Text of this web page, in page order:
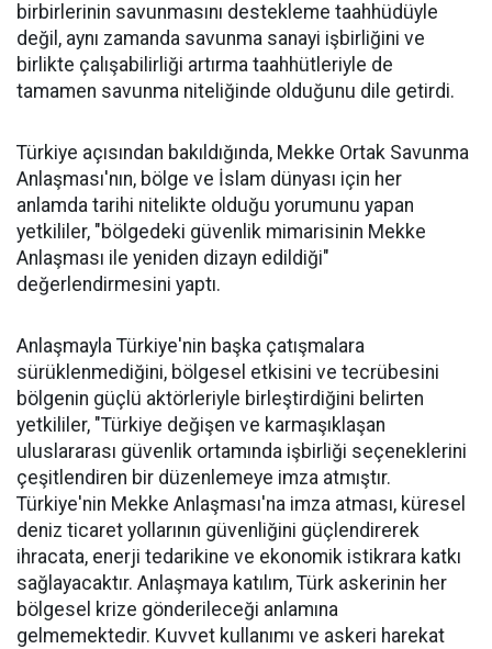
birbirlerinin savunmasını destekleme taahhüdüyle
değil, aynı zamanda savunma sanayi işbirliğini ve
birlikte çalışabilirliği artırma taahhütleriyle de
tamamen savunma niteliğinde olduğunu dile getirdi.
Türkiye açısından bakıldığında, Mekke Ortak Savunma
Anlaşması'nın, bölge ve İslam dünyası için her
anlamda tarihi nitelikte olduğu yorumunu yapan
yetkililer, "bölgedeki güvenlik mimarisinin Mekke
Anlaşması ile yeniden dizayn edildiği"
değerlendirmesini yaptı.
Anlaşmayla Türkiye'nin başka çatışmalara
sürüklenmediğini, bölgesel etkisini ve tecrübesini
bölgenin güçlü aktörleriyle birleştirdiğini belirten
yetkililer, "Türkiye değişen ve karmaşıklaşan
uluslararası güvenlik ortamında işbirliği seçeneklerini
çeşitlendiren bir düzenlemeye imza atmıştır.
Türkiye'nin Mekke Anlaşması'na imza atması, küresel
deniz ticaret yollarının güvenliğini güçlendirerek
ihracata, enerji tedarikine ve ekonomik istikrara katkı
sağlayacaktır. Anlaşmaya katılım, Türk askerinin her
bölgesel krize gönderileceği anlamına
gelmemektedir. Kuvvet kullanımı ve askeri harekat